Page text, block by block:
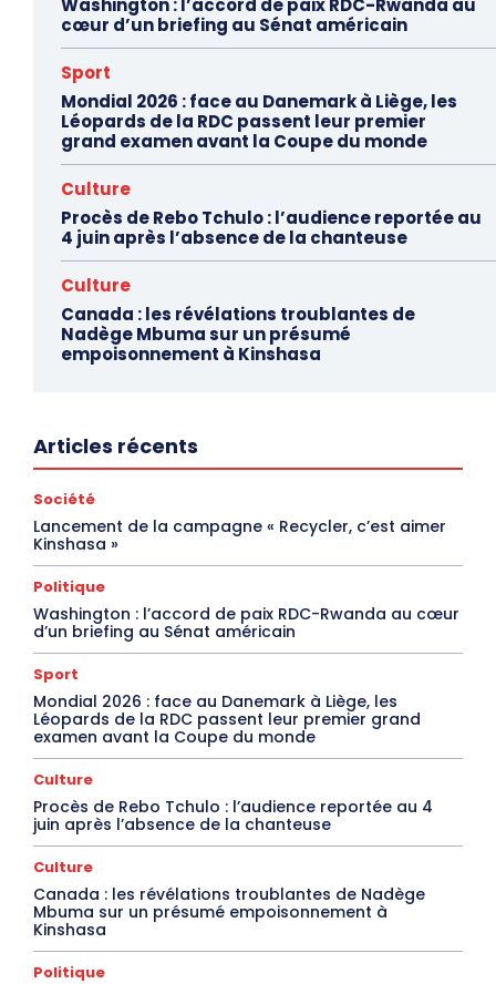
cœur d’un briefing au Sénat américain
Sport
Mondial 2026 : face au Danemark à Liège, les
Léopards de la RDC passent leur premier
grand examen avant la Coupe du monde
Culture
Procès de Rebo Tchulo : l’audience reportée au
4 juin après l’absence de la chanteuse
Culture
Canada : les révélations troublantes de
Nadège Mbuma sur un présumé
empoisonnement à Kinshasa
Articles récents
Société
Lancement de la campagne « Recycler, c’est aimer
Kinshasa »
Politique
Washington : l’accord de paix RDC-Rwanda au cœur
d’un briefing au Sénat américain
Sport
Mondial 2026 : face au Danemark à Liège, les
Léopards de la RDC passent leur premier grand
examen avant la Coupe du monde
Culture
Procès de Rebo Tchulo : l’audience reportée au 4
juin après l’absence de la chanteuse
Culture
Canada : les révélations troublantes de Nadège
Mbuma sur un présumé empoisonnement à
Kinshasa
Politique